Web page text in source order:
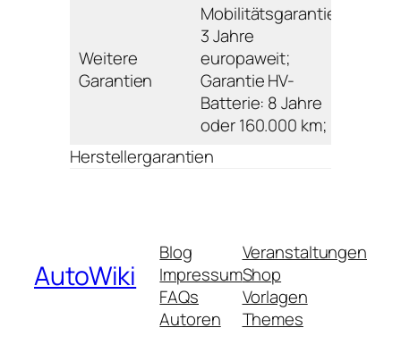
Weitere
Garantien
Mobilitätsgarantie:
3 Jahre
europaweit;
Garantie HV-
Batterie: 8 Jahre
oder 160.000 km;
Herstellergarantien
AutoWiki
Blog
Impressum
FAQs
Autoren
Veranstaltungen
Shop
Vorlagen
Themes